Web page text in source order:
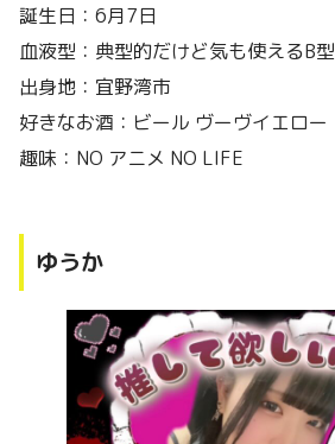
誕生日：6月7日
血液型：典型的だけど気も使えるB型
出身地：宜野湾市
好きなお酒：ビール ヴーヴイエロー
趣味：NO アニメ NO LIFE
ゆうか